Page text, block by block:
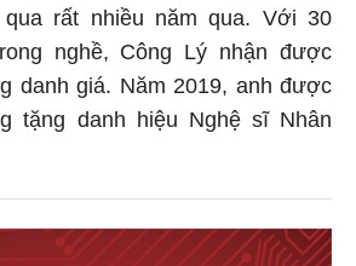
rất nhiều năm qua. Với 30
nghề, Công Lý nhận được
danh giá. Năm 2019, anh được
tặng danh hiệu Nghệ sĩ Nhân